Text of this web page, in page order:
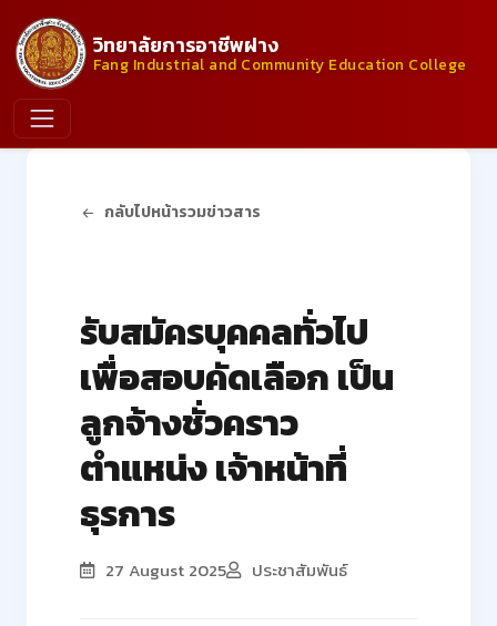
วิทยาลัยการอาชีพฝาง
Fang Industrial and Community Education College
กลับไปหน้ารวมข่าวสาร
รับสมัครบุคคลทั่วไป
เพื่อสอบคัดเลือก เป็น
ลูกจ้างชั่วคราว
ตำแหน่ง เจ้าหน้าที่
ธุรการ
27 August 2025 ประชาสัมพันธ์